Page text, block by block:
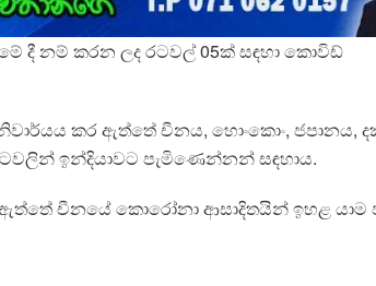
දී නම් කරන ලද රටවල් 05ක් සඳහා කොවිඩ්
කර ඇත්තේ චීනය, හොංකොං, ජපානය,
ඉන්දියාවට පැමිණෙන්නන් ස ඳහාය.
චීනයේ කොරෝනා ආසාදිතයින් ඉහළ යාම